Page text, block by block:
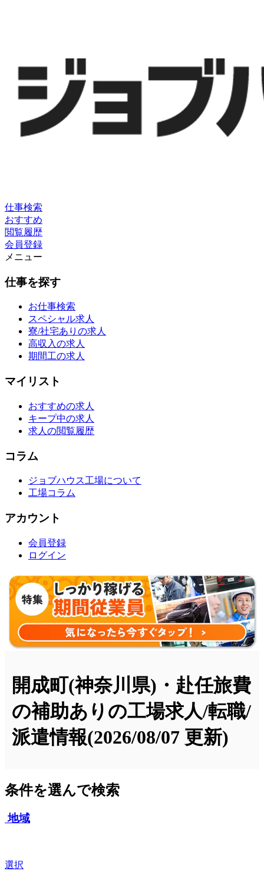
仕事検索
おすすめ
閲覧履歴
会員登録
メニュー
仕事を探す
お仕事検索
スペシャル求人
寮/社宅ありの求人
高収入の求人
期間工の求人
マイリスト
おすすめの求人
キープ中の求人
求人の閲覧履歴
コラム
ジョブハウス工場について
工場コラム
アカウント
会員登録
ログイン
開成町(神奈川県)・赴任旅費
の補助ありの工場求人/転職/
派遣情報(2026/08/07 更新)
条件を選んで検索
地域
選択